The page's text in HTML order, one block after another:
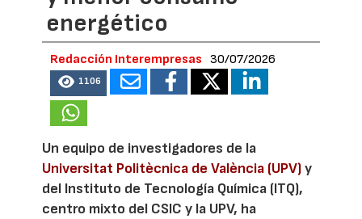
energético
Redacción Interempresas 30/07/2026
1106
Un equipo de investigadores de la
Universitat Politècnica de València (UPV)y
del Instituto de Tecnología Química (ITQ),
centro mixto del CSIC y la UPV, ha